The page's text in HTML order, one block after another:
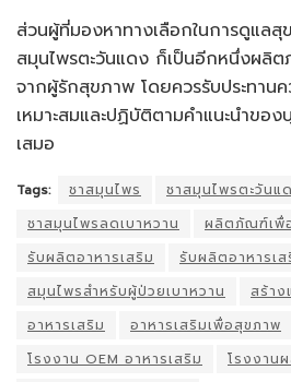
ส่วนผู้ที่มองหาทางเลือกในการดูแล
สมุนไพรตะวันแดง ก็เป็นอีกหนึ่งผลิ
จากผู้รักสุขภาพ โดยควรรับประทา
เหมาะสมและปฏิบัติตามคำแนะนำขอ
เสมอ
Tags: ชาสมุนไพร
ชาสมุนไพรตะวันแ
ชาสมุนไพรลดเบาหวาน
ผลิตภัณฑ์เพื่
รับผลิตอาหารเสริม
รับผลิตอาหารเ
สมุนไพรสำหรับผู้ป่วยเบาหวาน
สร้าง
อาหารเสริม
อาหารเสริมเพื่อสุขภาพ
โรงงาน OEM อาหารเสริม
โรงงาน